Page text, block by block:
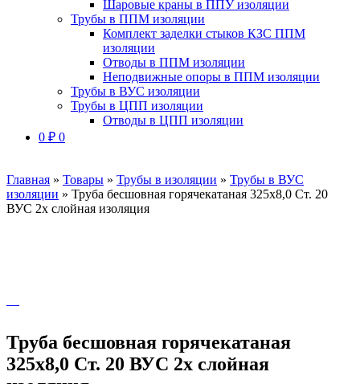
Шаровые краны в ППУ изоляции
Трубы в ППМ изоляции
Комплект заделки стыков КЗС ППМ
изоляции
Отводы в ППМ изоляции
Неподвижные опоры в ППМ изоляции
Трубы в ВУС изоляции
Трубы в ЦПП изоляции
Отводы в ЦПП изоляции
0 ₽ 0
Главная » Товары » Трубы в изоляции » Трубы в ВУС
изоляции » Труба бесшовная горячекатаная 325х8,0 Ст. 20
ВУС 2х слойная изоляция
Труба бесшовная горячекатаная
325х8,0 Ст. 20 ВУС 2х слойная